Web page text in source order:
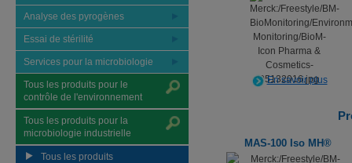
Analyse des pyrogènes
Essai de stérilité
Services pour la microbiologie
Tous les produits pour le
contrôle de l'environnement
Tous les produits pour la
microbiologie industrielle
Tous les produits
En savoir plus
MAS-100 Iso MH®